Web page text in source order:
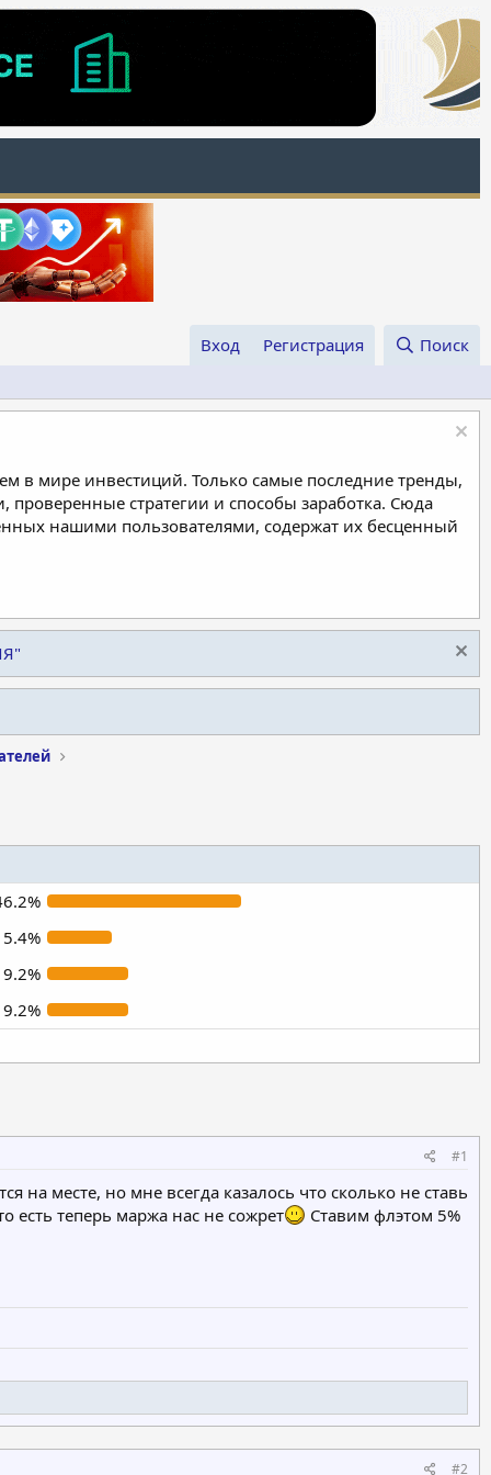
Вход Регистрация Поиск
в мире инвестиций. Только самые последние тренды,
стратегии и способы заработка. Сюда
нашими пользователями, содержат их бесценный
#1
на месте, но мне всегда казалось что сколько не ставь
есть теперь маржа нас не сожрет
Ставим флэтом 5%
#2